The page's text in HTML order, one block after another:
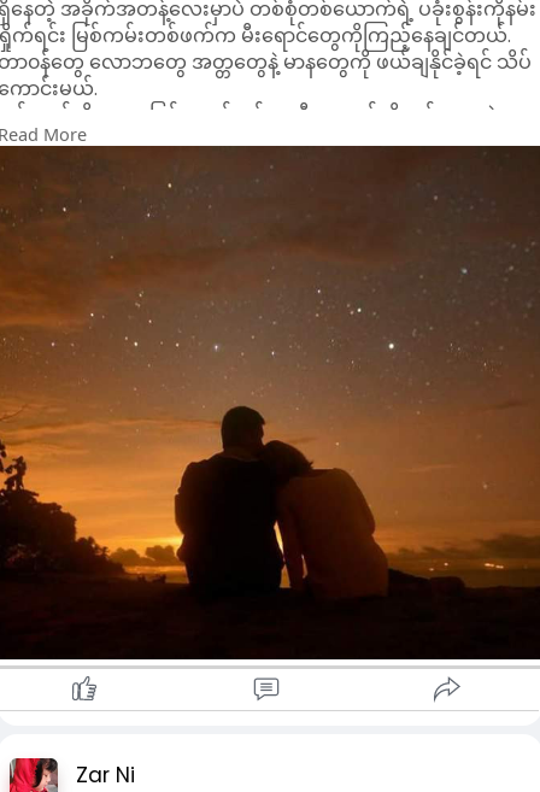
နေတဲ့ အခိုက်အတန့်လေးမှာပဲ တစ်စုံတစ်ယောက်ရဲ့ ပခုံးစွန်းကိုနမ်း
က်ရင်း မြစ်ကမ်းတစ်ဖက်က မီးရောင်တွေကိုကြည့်နေချင်တယ်.
ာ၀န်တွေ လောဘတွေ အတ္တတွေနဲ့ မာနတွေကို ဖယ်ချနိုင်ခဲ့ရင် သိပ်
ောင်းမယ်.
ျစ်တယ်ဆိုတာ အပြန်အလှန်ထပ်တူညီမှ နား၀င်ချိုမယ့်ကဗျာပဲ.
ချစ်ရတဲ့သူလည်း မဖြစ်ချင်တော့သလို ပိုအချစ်ခံရမယ့်သူလည်း မ
ြစ်ချင်တော့ဘူး.
ါပေမဲ့ တစ်ခါတစ်လေတော့ အတူရှိချင်တဲ့သူနဲ့ အတူရှိခွင့်ရချင်
ယ်...🤎
to original writer
credit
More
Zar Ni